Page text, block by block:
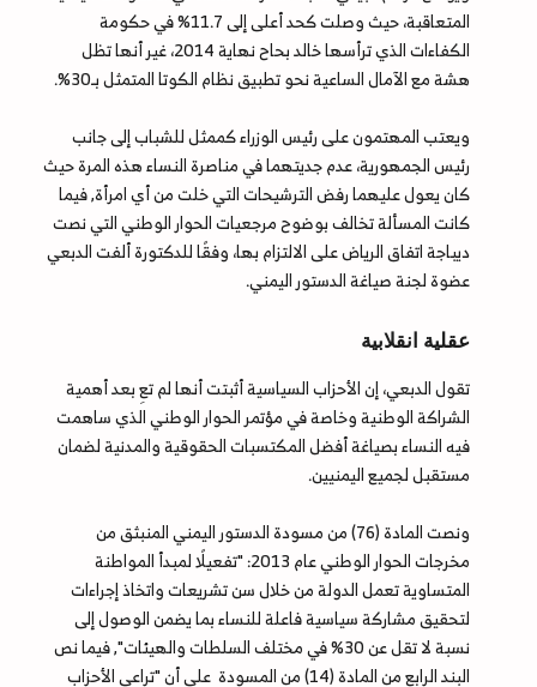
المتعاقبة، حيث وصلت كحد أعلى إلى 11.7% في حكومة
الكفاءات الذي ترأسها خالد بحاح نهاية 2014، غير أنها تظل
هشة مع الآمال الساعية نحو تطبيق نظام الكوتا المتمثل بـ30%.
ويعتب المهتمون على رئيس الوزراء كممثل للشباب إلى جانب
رئيس الجمهورية، عدم جديتهما في مناصرة النساء هذه المرة حيث
كان يعول عليهما رفض الترشيحات التي خلت من أي امرأة, فيما
كانت المسألة تخالف بوضوح مرجعيات الحوار الوطني التي نصت
ديباجة اتفاق الرياض على الالتزام بها، وفقًا للدكتورة ألفت الدبعي
عضوة لجنة صياغة الدستور اليمني.
عقلية انقلابية
تقول الدبعي، إن الأحزاب السياسية أثبتت أنها لم تعِ بعد أهمية
الشراكة الوطنية وخاصة في مؤتمر الحوار الوطني الذي ساهمت
فيه النساء بصياغة أفضل المكتسبات الحقوقية والمدنية لضمان
مستقبل لجميع اليمنيين.
ونصت المادة (76) من مسودة الدستور اليمني المنبثق من
مخرجات الحوار الوطني عام 2013: "تفعيلًا لمبدأ المواطنة
المتساوية تعمل الدولة من خلال سن تشريعات واتخاذ إجراءات
لتحقيق مشاركة سياسية فاعلة للنساء بما يضمن الوصول إلى
نسبة لا تقل عن 30% في مختلف السلطات والهيئات", فيما نص
البند الرابع من المادة (14) من المسودة على أن "تراعي الأحزاب